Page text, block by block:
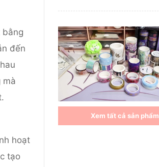
bằng
đến
mà
hoạt
tạo
Xem tất cả sản phẩm